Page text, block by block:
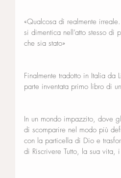
«Qualcosa di realmente
si dimentica nell’atto stesso
che sia stato»
Finalmente tradotto in Italia
parte inventata primo libro di
In un mondo impazzito, dove
di scomparire nel modo più
con la particella di Dio e
di Riscrivere Tutto, la sua vita,